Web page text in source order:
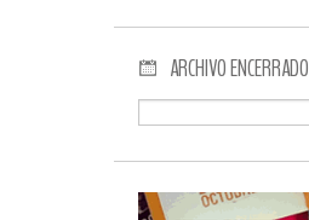
ARCHIVO ENCERRADO